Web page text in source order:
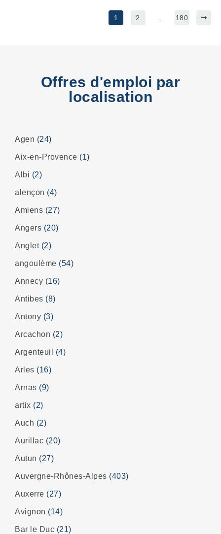
1 2 180
Offres d'emploi par
localisation
Agen (24)
Aix-en-Provence (1)
Albi (2)
alençon (4)
Amiens (27)
Angers (20)
Anglet (2)
angoulème (54)
Annecy (16)
Antibes (8)
Antony (3)
Arcachon (2)
Argenteuil (4)
Arles (16)
Arnas (9)
artix (2)
Auch (2)
Aurillac (20)
Autun (27)
Auvergne-Rhônes-Alpes (403)
Auxerre (27)
Avignon (14)
Bar le Duc (21)